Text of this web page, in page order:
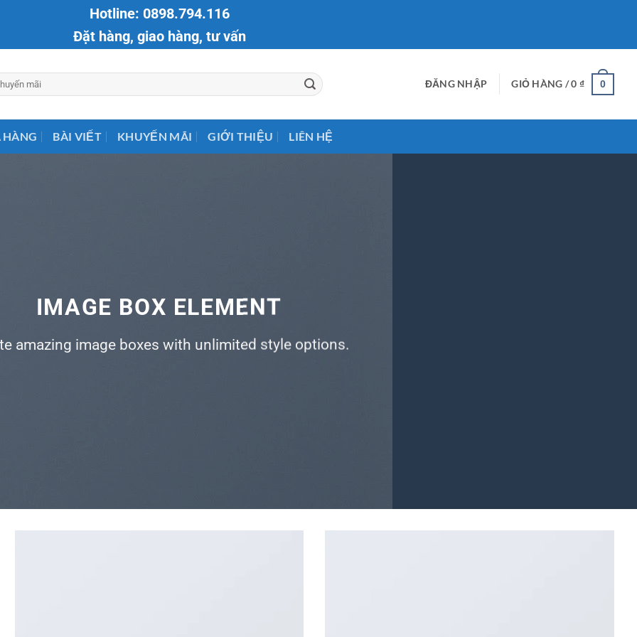
Hotline: 0898.794.116
Đặt hàng, giao hàng, tư vấn
ĐĂNG NHẬP GIỎ HÀNG /0 ₫ 0
HÀNG BÀI VIẾT KHUYẾN MÃI GIỚI THIỆU LIÊN HỆ
IMAGE BOX ELEMENT
amazing image boxes with unlimited style options.